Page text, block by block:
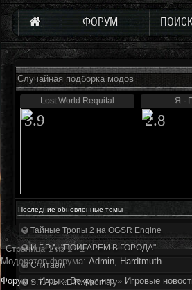
ФОРУМ
Случайная подборка модов
Lost World Requital
3.9
Я -
2.8
Последние обновленные темы
Тайные Тропы 2 на OGSR Engine
И.Г.Р.А. "ПОИГАРЕМ В ГОРОДА"
Считаем
S.T.A.L.K.E.R. Anomaly
Страница1из1
1
Модератор форума: Аdmin, Hardtmuth
Форум » Игры » Вокруг игр » Игровые